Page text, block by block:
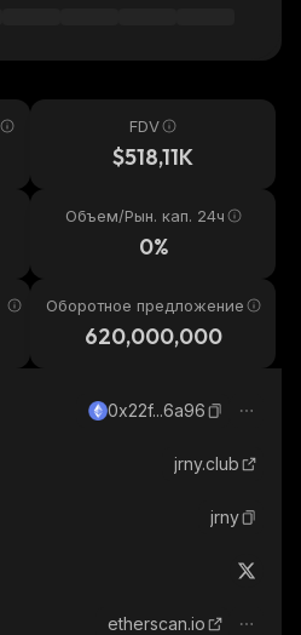
FDV
$518,11K
Объем/Рын. кап. 24ч
0%
Оборотное предложение
620,000,000
0x22f...6a96
jrny.club
jrny
etherscan.io